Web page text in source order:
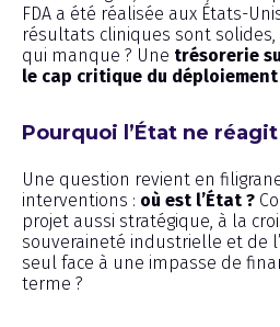
FDA a été réalisée aux États-
résultats cliniques sont solides,
qui manque ? Une trésorerie
le cap critique du
Pourquoi l’État ne réagit
Une question revient en
interventions : où est l’État ?
projet aussi stratégique, à la
souveraineté industrielle et de
seul face à une impasse de
terme ?